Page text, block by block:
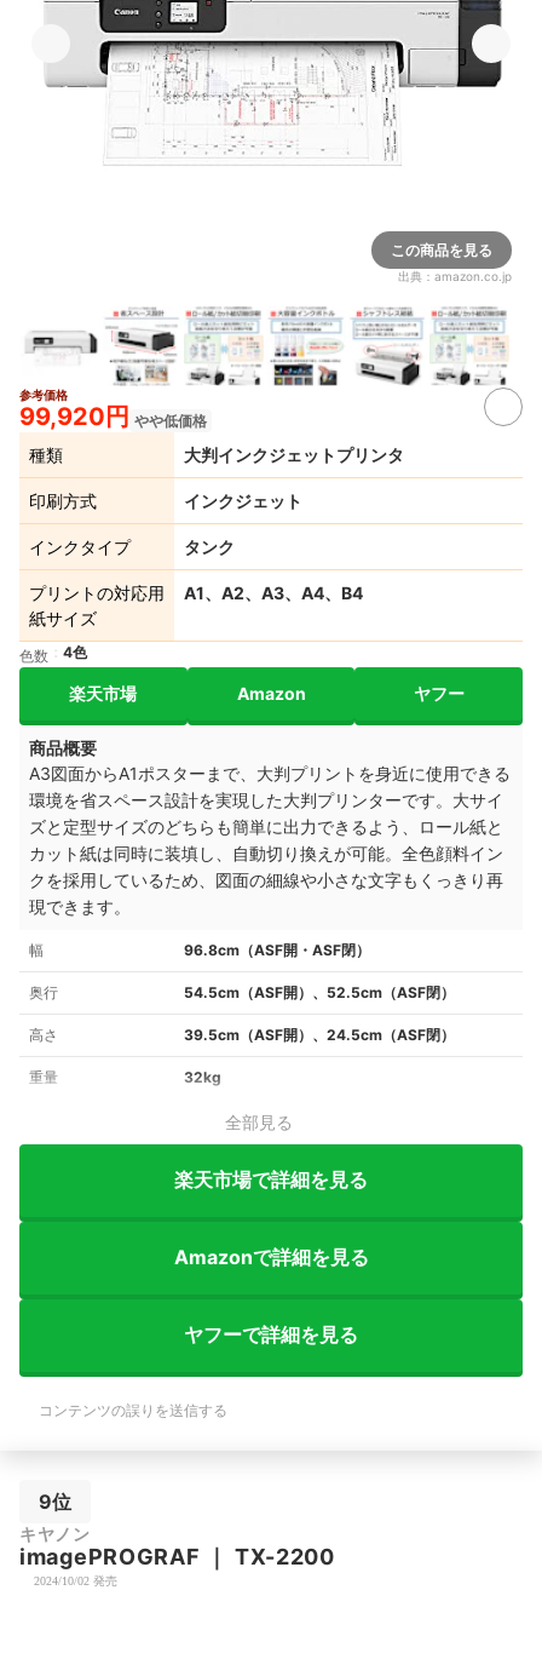
この商品を見る
出典： amazon.co.jp
参考価格
99,920円 やや低価格
種類 大判インクジェットプリンタ
印刷方式 インクジェット
インクタイプ タンク
プリントの対応用
紙サイズ
A1、A2、A3、A4、B4
色数 4色
楽天市場 Amazon ヤフー
商品概要
A3図面からA1ポスターまで、大判プリントを身近に使用できる
環境を省スペース設計を実現した大判プリンターです。大サイ
ズと定型サイズのどちらも簡単に出力できるよう、ロール紙と
カット紙は同時に装填し、自動切り換えが可能。全色顔料イン
クを採用しているため、図面の細線や小さな文字もくっきり再
現できます。
幅 96.8cm（ASF開・ASF閉）
奥行 54.5cm（ASF開）、52.5cm（ASF閉）
高さ 39.5cm（ASF開）、24.5cm（ASF閉）
重量 32kg
全部見る
楽天市場で詳細を見る
Amazonで詳細を見る
ヤフーで詳細を見る
コンテンツの誤りを送信する
9位
キヤノン
imagePROGRAF ｜ TX-2200
2024/10/02 発売